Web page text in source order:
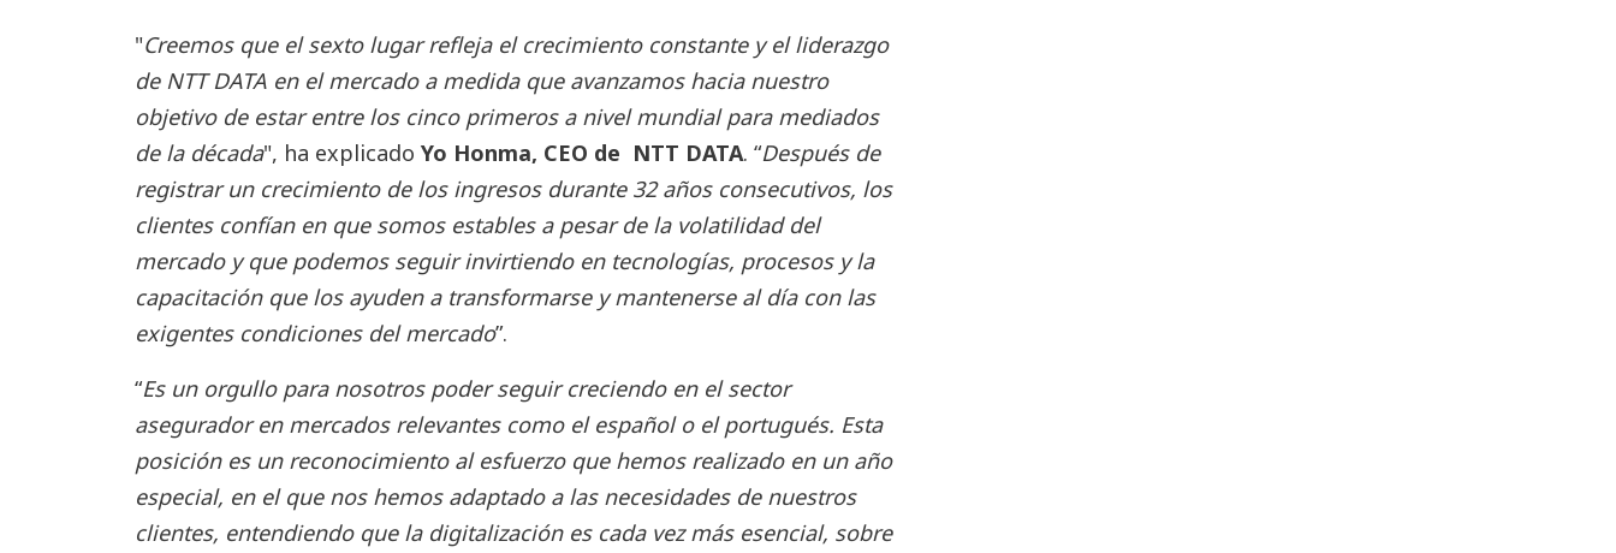
"Creemos que el sexto lugar refleja el crecimiento constante y el liderazgo
de NTT DATA en el mercado a medida que avanzamos hacia nuestro
objetivo de estar entre los cinco primeros a nivel mundial para mediados
de la década", ha explicado Yo Honma, CEO de NTT DATA. “Después de
registrar un crecimiento de los ingresos durante 32 años consecutivos, los
clientes confían en que somos estables a pesar de la volatilidad del
mercado y que podemos seguir invirtiendo en tecnologías, procesos y la
capacitación que los ayuden a transformarse y mantenerse al día con las
exigentes condiciones del mercado”.
“Es un orgullo para nosotros poder seguir creciendo en el sector
asegurador en mercados relevantes como el español o el portugués. Esta
posición es un reconocimiento al esfuerzo que hemos realizado en un año
especial, en el que nos hemos adaptado a las necesidades de nuestros
clientes, entendiendo que la digitalización es cada vez más esencial, sobre